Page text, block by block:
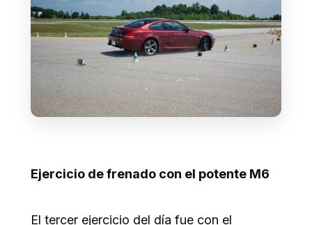
Ejercicio de frenado con el potente M6
El tercer ejercicio del día fue con el